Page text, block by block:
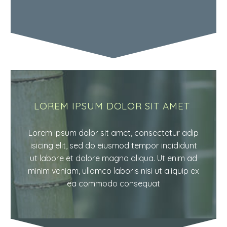
LOREM IPSUM DOLOR SIT AMET
Lorem ipsum dolor sit amet, consectetur adip
isicing elit, sed do eiusmod tempor incididunt
ut labore et dolore magna aliqua. Ut enim ad
minim veniam, ullamco laboris nisi ut aliquip ex
ea commodo consequat